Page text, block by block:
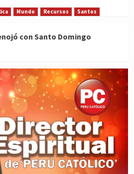
Mundo Recursos Santos
con Santo Domingo